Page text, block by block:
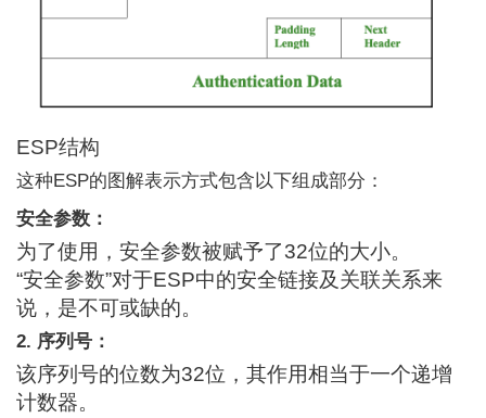
ESP结构
这种ESP的图解表示方式包含以下组成部分：
安全参数：
为了使用，安全参数被赋予了32位的大小。
“安全参数”对于ESP中的安全链接及关联关系来
说，是不可或缺的。
2. 序列号：
该序列号的位数为32位，其作用相当于一个递增
计数器。